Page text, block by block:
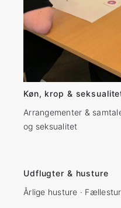
Køn, krop &
Arrangementer &
og seksualitet
Udflugter & husture
Årlige husture ·